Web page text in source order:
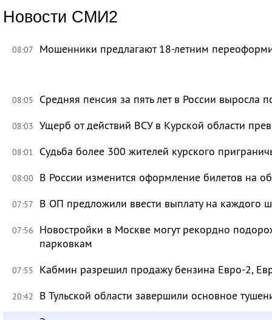
Новости СМИ2
08:07 Мошенники предлагают 18-летним
08:05 Средняя пенсия за пять лет в России выросла
08:03 Ущерб от действий ВСУ в Курской области
08:01 Судьба более 300 жителей курского
08:00 В России изменится оформление билетов на
07:57 В ОП предложили ввести выплату на каждого
07:56
Новостройки в Москве могут рекордно
парковкам
07:55 Кабмин разрешил продажу бензина Евро-2,
20:42 В Тульской области завершили основное